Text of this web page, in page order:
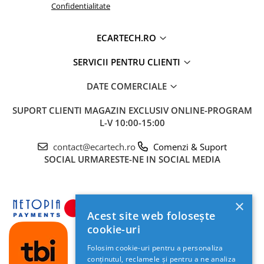
Pasionații de muzică vor aprecia procesorul digital
permite reglarea fină a acusticii, oferind un sunet
clar, un bas profund și o scenă sonoră perfect
calibrată pentru habitaclul masinii tale.
Confidentialitate
ECARTECH.RO
SERVICII PENTRU CLIENTI
DATE COMERCIALE
SUPORT CLIENTI MAGAZIN EXCLUSIV ONLINE-PROGRAM
L-V 10:00-15:00
contact@ecartech.ro
Comenzi & Suport
SOCIAL URMARESTE-NE IN SOCIAL MEDIA
×
Acest site web folosește
cookie-uri
Folosim cookie-uri pentru a personaliza
conținutul, reclamele și pentru a ne analiza